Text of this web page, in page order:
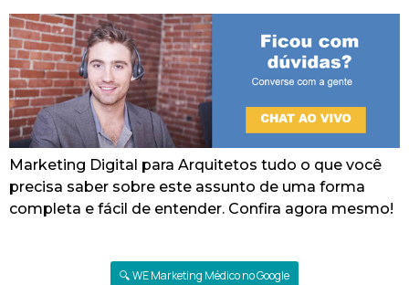
Marketing Digital para Arquitetos tudo o que você
precisa saber sobre este assunto de uma forma
completa e fácil de entender. Confira agora mesmo!
🔍 WE Marketing Médico no Google